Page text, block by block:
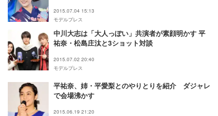
2015.07.04 15:13
モデルプレス
中川大志は「大人っぽい」共演者が素顔明かす 平
祐奈・松島庄汰と3ショット対談
2015.07.02 20:40
モデルプレス
平祐奈、姉・平愛梨とのやりとりを紹介 ダジャレ
で会場沸かす
2015.06.19 21:20